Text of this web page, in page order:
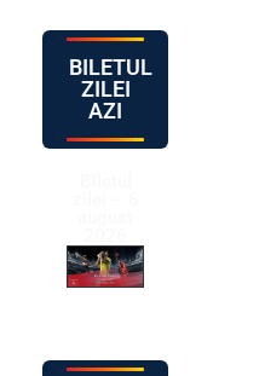
BILETUL
ZILEI
AZI